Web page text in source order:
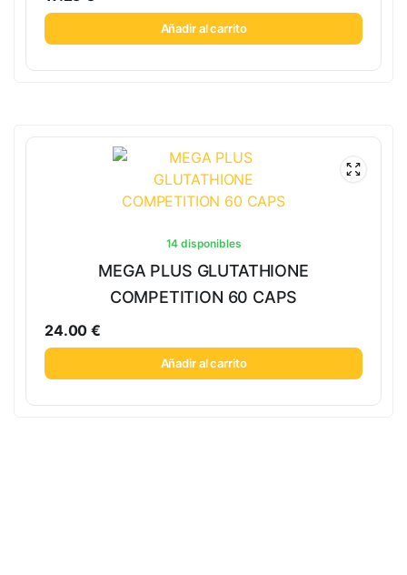
Añadir al carrito
14 disponibles
MEGA PLUS GLUTATHIONE
COMPETITION 60 CAPS
24.00€
Añadir al carrito